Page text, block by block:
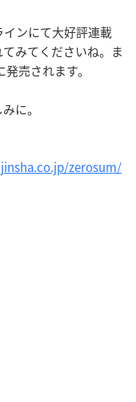
ンにて大好評連載
みてくださいね。ま
売されます。
に。
zerosum/